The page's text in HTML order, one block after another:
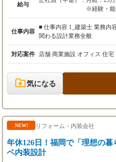
給与
※経験・能
定します。
※経験者の
万円以上
【残業代】
上記月給
時間分)を
25時間を
過分を全
通勤手当：
社会保険
仕事内容
■ 仕事内容 1_建築士 業務内
関わる設計業務全般 建
2_アシスタントスタッフ 業
計に関わる設計業務の
図作業などをメインとした業務 ■内容の詳細 住宅や店舗な
築設計・内装設計に関わる
作成にとどまらず、物件の
ラフィックデザインまでト
計： Vectorworksを使用した
（経験者）： 確認申請書類
ク業務。 ブランディング・
を中心に、全国各地の現場での進捗
きだが、建築士としての法
対応案件 店舗 商業施設 オフィス 住宅
気になる
NEW! リフォーム・内装会社
年休126日！福岡で「理想の
ベ内装設計